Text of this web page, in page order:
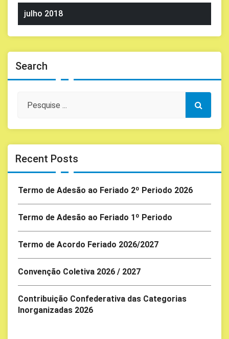
julho 2018
Search
Recent Posts
Termo de Adesão ao Feriado 2º Periodo 2026
Termo de Adesão ao Feriado 1º Periodo
Termo de Acordo Feriado 2026/2027
Convenção Coletiva 2026 / 2027
Contribuição Confederativa das Categorias
Inorganizadas 2026